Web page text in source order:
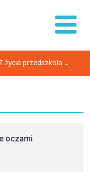
życia przedszkola ...
oczami